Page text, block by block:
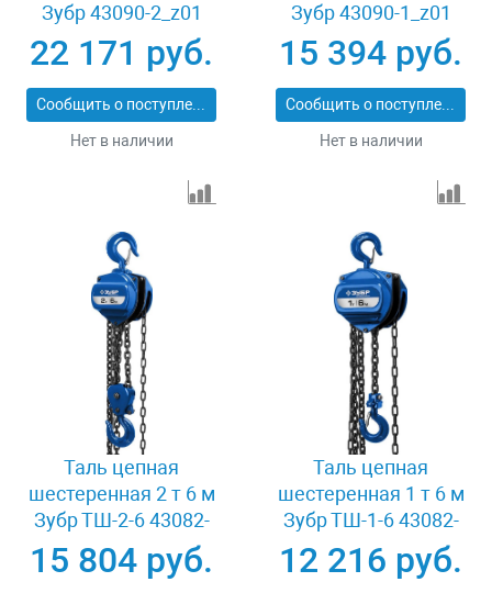
Зубр 43090-2_z01
22 171 руб.
Сообщить о поступлении
Нет в наличии
Зубр 43090-1_z01
15 394 руб.
Сообщить о поступлении
Нет в наличии
Таль цепная
шестеренная 2 т 6 м
Зубр ТШ-2-6 43082-
2_z01
15 804 руб.
Таль цепная
шестеренная 1 т 6 м
Зубр ТШ-1-6 43082-
1_z01
12 216 руб.